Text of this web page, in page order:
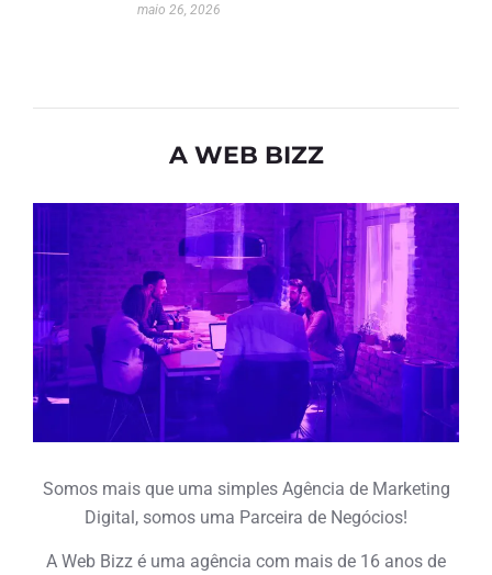
maio 26, 2026
A WEB BIZZ
Somos mais que uma simples Agência de Marketing
Digital, somos uma Parceira de Negócios!
A Web Bizz é uma agência com mais de 16 anos de